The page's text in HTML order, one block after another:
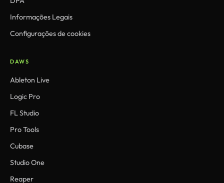
Informações Legais
Configurações de cookies
DAWS
Ableton Live
Logic Pro
FL Studio
Pro Tools
Cubase
Studio One
Reaper